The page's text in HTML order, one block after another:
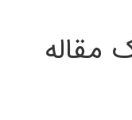
مقاله